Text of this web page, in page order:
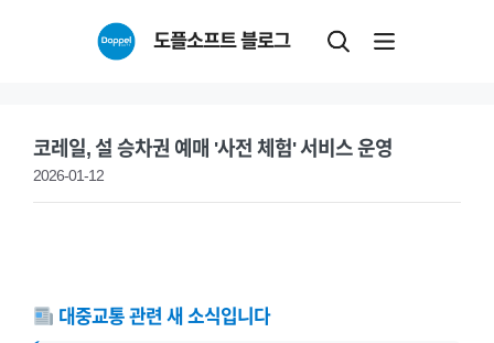
도플소프트 블로그
코레일, 설 승차권 예매 '사전 체험' 서비스 운영
2026-01-12
대중교통 관련 새 소식입니다